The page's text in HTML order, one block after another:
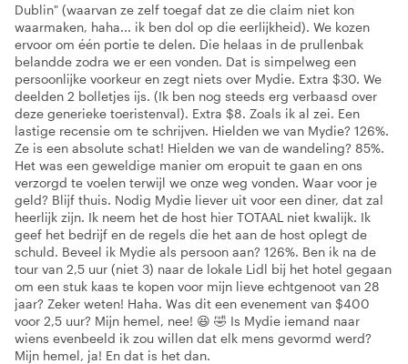
Dublin" (waarvan ze zelf toegaf dat ze die claim niet kon
waarmaken, haha... ik ben dol op die eerlijkheid). We kozen
ervoor om één portie te delen. Die helaas in de prullenbak
belandde zodra we er een vonden. Dat is simpelweg een
persoonlijke voorkeur en zegt niets over Mydie. Extra $30. We
deelden 2 bolletjes ijs. (Ik ben nog steeds erg verbaasd over
deze generieke toeristenval). Extra $8. Zoals ik al zei. Een
lastige recensie om te schrijven. Hielden we van Mydie? 126%.
Ze is een absolute schat! Hielden we van de wandeling? 85%.
Het was een geweldige manier om eropuit te gaan en ons
verzorgd te voelen terwijl we onze weg vonden. Waar voor je
geld? Blijf thuis. Nodig Mydie liever uit voor een diner, dat zal
heerlijk zijn. Ik neem het de host hier TOTAAL niet kwalijk. Ik
geef het bedrijf en de regels die het aan de host oplegt de
schuld. Beveel ik Mydie als persoon aan? 126%. Ben ik na de
tour van 2,5 uur (niet 3) naar de lokale Lidl bij het hotel gegaan
om een stuk kaas te kopen voor mijn lieve echtgenoot van 28
jaar? Zeker weten! Haha. Was dit een evenement van $400
voor 2,5 uur? Mijn hemel, nee! 😆 🤣 Is Mydie iemand naar
wiens evenbeeld ik zou willen dat elk mens gevormd werd?
Mijn hemel, ja! En dat is het dan.